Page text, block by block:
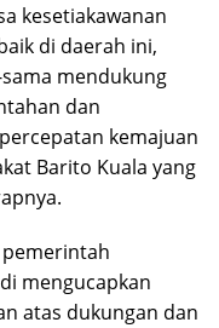
kesetiakawanan
di daerah ini,
mendukung
dan
kemajuan
Barito Kuala yang
mengucapkan
atas dukungan dan